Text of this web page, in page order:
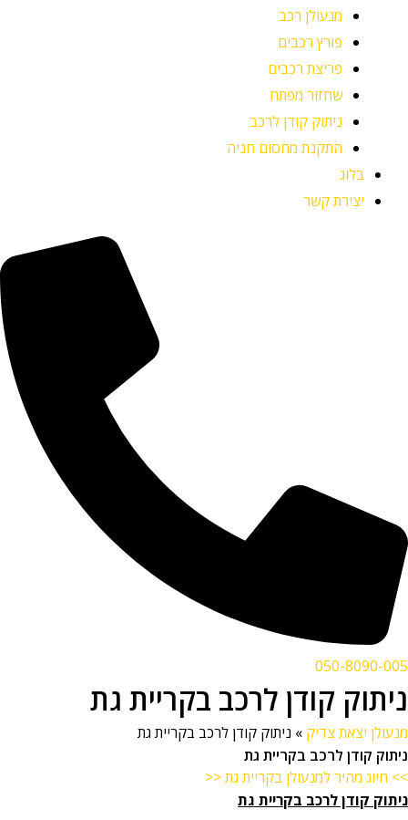
מנעולן רכב
פורץ רכבים
פריצת רכבים
שחזור מפתח
ניתוק קודן לרכב
התקנת מחסום חניה
בלוג
יצירת קשר
050-8090-005
ניתוק קודן לרכב בקריית גת
מנעולן יצאת צדיק » ניתוק קודן לרכב בקריית גת
ניתוק קודן לרכב בקריית גת
>> חיוג מהיר למנעולן בקריית גת <<
ניתוק קודן לרכב בקריית גת